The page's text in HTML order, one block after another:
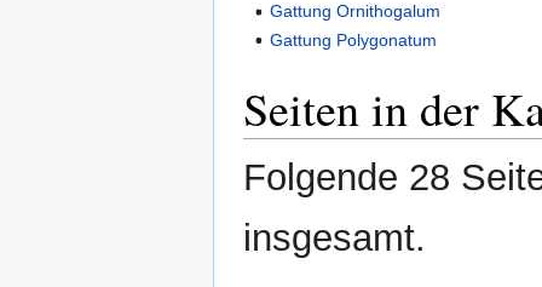
Gattung Ornithogalum
Gattung Polygonatum
Seiten in der
Folgende 28
insgesamt.